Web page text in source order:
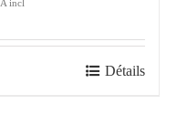
incl
Détails